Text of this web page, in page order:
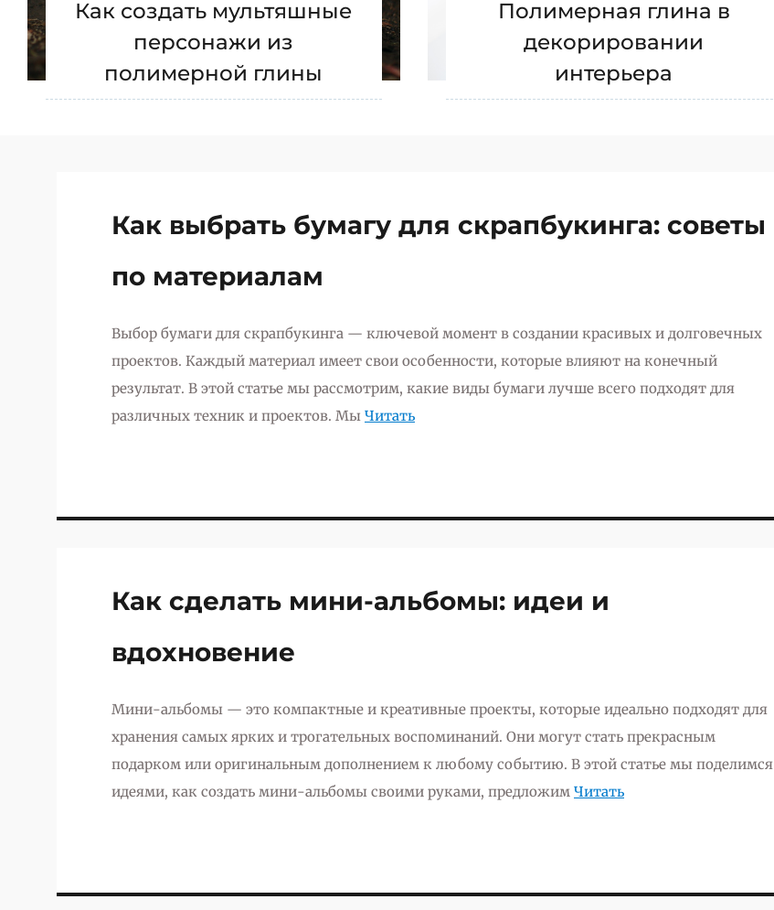
Как создать мультяшные
персонажи из
полимерной глины
Полимерная глина в
декорировании
интерьера
Как выбрать бумагу для скрапбукинга: советы
по материалам
Выбор бумаги для скрапбукинга — ключевой момент в создании красивых и долговечных
проектов. Каждый материал имеет свои особенности, которые влияют на конечный
результат. В этой статье мы рассмотрим, какие виды бумаги лучше всего подходят для
различных техник и проектов. Мы Читать
Как сделать мини-альбомы: идеи и
вдохновение
Мини-альбомы — это компактные и креативные проекты, которые идеально подходят для
хранения самых ярких и трогательных воспоминаний. Они могут стать прекрасным
подарком или оригинальным дополнением к любому событию. В этой статье мы поделимся
идеями, как создать мини-альбомы своими руками, предложим Читать